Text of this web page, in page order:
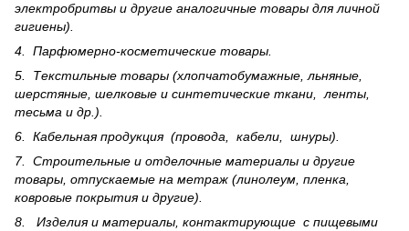
электробритвы и другие аналогичные товары для личной
гигиены).
4. Парфюмерно-косметические товары.
5. Текстильные товары (хлопчатобумажные, льняные,
шерс­тя­ные, шелковые и синтетические ткани, ленты,
тесьма и др.).
6. Кабельная продукция (провода, кабели, шнуры).
7. Строительные и отделочные материалы и другие
товары, отпускаемые на метраж (линолеум, пленка,
ковровые покрытия и другие).
8. Изделия и материалы, контактирующие с пищевыми